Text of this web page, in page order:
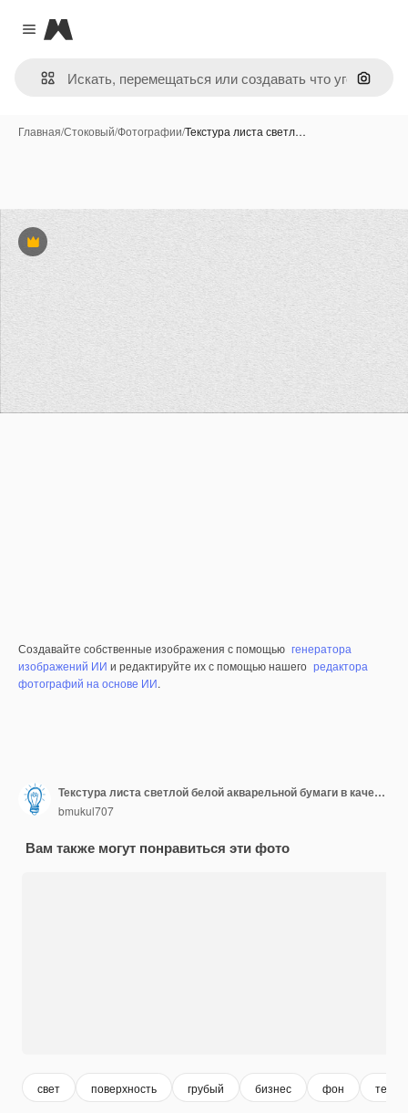
Close menu
Magnific
Поиск
Главная/Стоковый/Фотографии/Текстура листа светл…
Премиум
Создавайте собственные изображения с помощью генератора
изображений ИИ и редактируйте их с помощью нашего редактора
фотографий на основе ИИ.
Текстура листа светлой белой акварельной бумаги в качестве фона. Белый текстурированный фон.
bmukul707
Вам также могут понравиться эти фото
свет поверхность грубый бизнес фон